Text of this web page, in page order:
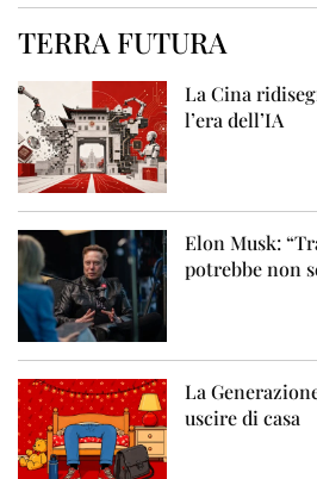
TERRA FUTURA
La Cina
l’era dell’IA
Elon Musk:
potrebbe non
La
uscire di casa